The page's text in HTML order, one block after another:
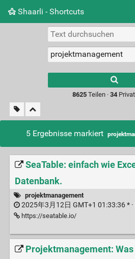
Shaarli - Shortcuts
Bildwand
8625Teilen · 34
5 Ergebnisse markiert
SeaTable: einfach wie
Datenbank.
projektmanagement
2025年3月12日 GMT+1 01:33:36 * ·
https://seatable.io/
Projektmanagement: Was